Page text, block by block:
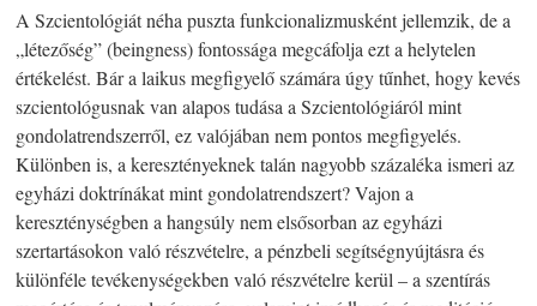
A Szcientológiát néha puszta funkcionalizmusként jellemzik, de a
„létezőség” (beingness) fontossága megcáfolja ezt a helytelen
értékelést. Bár a laikus megfigyelő számára úgy tűnhet, hogy kevés
szcientológusnak van alapos tudása a Szcientológiáról mint
gondolatrendszerről, ez valójában nem pontos megfigyelés.
Különben is, a keresztényeknek talán nagyobb százaléka ismeri az
egyházi doktrínákat mint gondolatrendszert? Vajon a
kereszténységben a hangsúly nem elsősorban az egyházi
szertartásokon való részvételre, a pénzbeli segítségnyújtásra és
különféle tevékenységekben való részvételre kerül – a szentírás